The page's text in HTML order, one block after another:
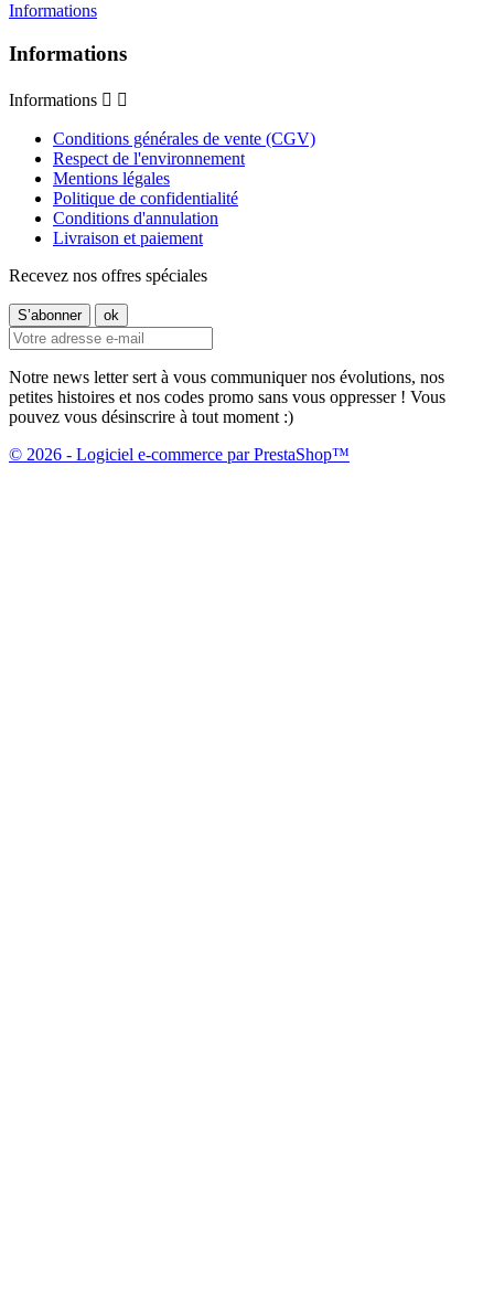
Informations
Informations
Informations  
Conditions générales de vente (CGV)
Respect de l'environnement
Mentions légales
Politique de confidentialité
Conditions d'annulation
Livraison et paiement
Recevez nos offres spéciales
Notre news letter sert à vous communiquer nos évolutions, nos
petites histoires et nos codes promo sans vous oppresser ! Vous
pouvez vous désinscrire à tout moment :)
© 2026 - Logiciel e-commerce par PrestaShop™